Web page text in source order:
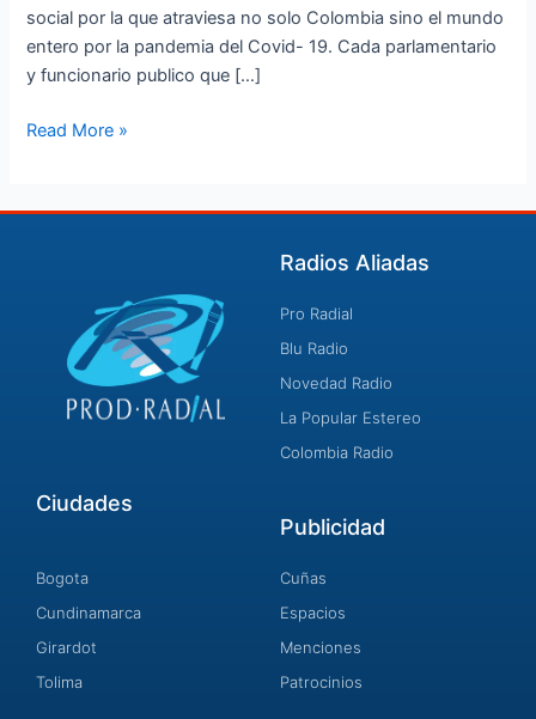
social por la que atraviesa no solo Colombia sino el mundo
entero por la pandemia del Covid- 19. Cada parlamentario
y funcionario publico que […]
Read More »
Radios Aliadas
Pro Radial
Blu Radio
Novedad Radio
La Popular Estereo
Colombia Radio
Ciudades
Bogota
Cundinamarca
Girardot
Tolima
Publicidad
Cuñas
Espacios
Menciones
Patrocinios